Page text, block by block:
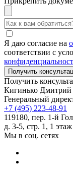
Я даю согласие на
соответствии с
Получить
Кигинько Дмитрий
Генеральный
+7 (495) 223-48-91
119180, пер. 1-й
д. 3-5, стр. 1, 1 этаж
Мы в соц. сетях